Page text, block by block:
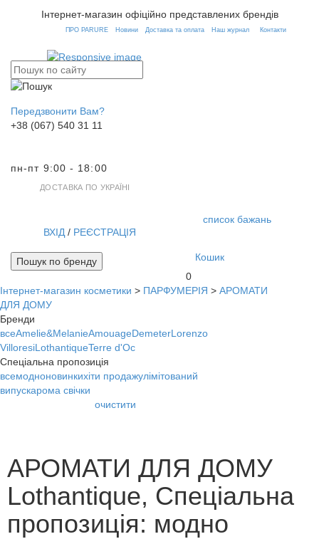
Інтернет-магазин офіційно представлених брендів
ПРО PARURE Новини Доставка та оплата Наш журнал Контакти
Передзвонити Вам?
+38 (067) 540 31 11
пн-пт 9:00 - 18:00
ДОСТАВКА ПО УКРАЇНІ
список бажань
ВХІД / РЕЄСТРАЦІЯ
Кошик
0
Пошук по бренду
Інтернет-магазин косметики > ПАРФУМЕРІЯ > АРОМАТИ
ДЛЯ ДОМУ
Бренди
всеAmelie&MelanieAmouageDemeterLorenzo
VilloresiLothantiqueTerre d'Oc
Спеціальна пропозиція
всемодноновинкихіти продажулімітований
випускарома свічки
очистити
АРОМАТИ ДЛЯ ДОМУ
Lothantique, Спеціальна
пропозиція: модно